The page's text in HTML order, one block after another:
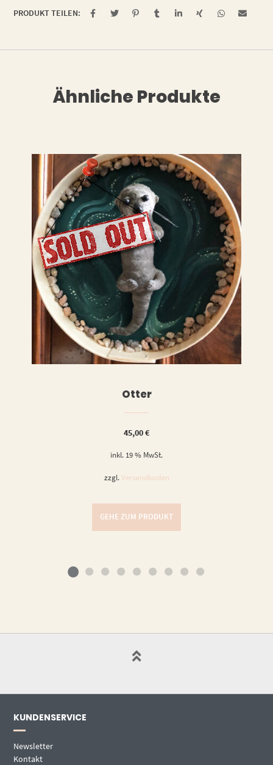
PRODUKT TEILEN:
Ähnliche Produkte
WEITERLESEN
Otter
45,00€
inkl. 19 % MwSt.
zzgl. Versandkosten
GEHE ZUM PRODUKT
KUNDENSERVICE
Newsletter
Kontakt